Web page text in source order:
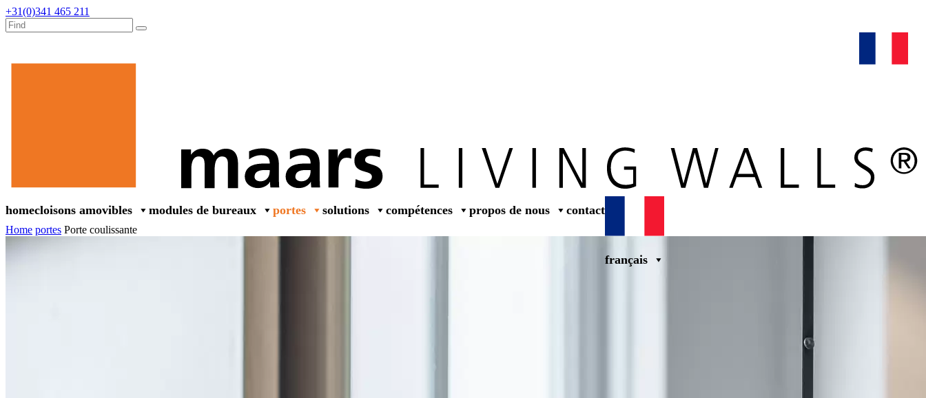
+31(0)341 465 211
homecloisons amovibles modules de bureaux portes solutions compétences propos de nous contact
français
Home portes Porte coulissante